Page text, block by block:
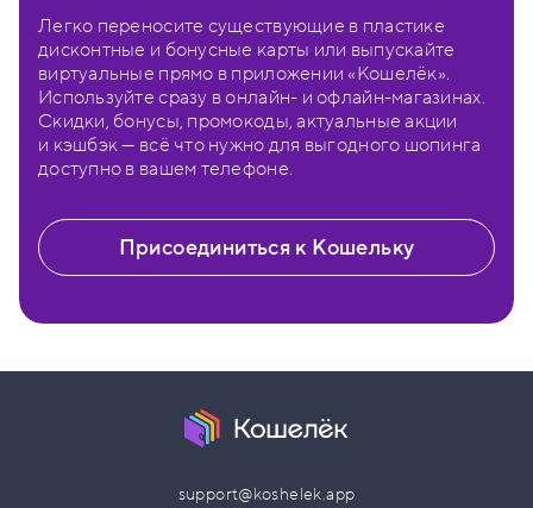
Легко переносите существующие в пластике
дисконтные и бонусные карты или выпускайте
виртуальные прямо в приложении «Кошелёк».
Используйте сразу в онлайн- и офлайн-магазинах.
Скидки, бонусы, промокоды, актуальные акции
и кэшбэк — всё что нужно для выгодного шопинга
доступно в вашем телефоне.
Присоединиться к Кошельку
support@koshelek.app